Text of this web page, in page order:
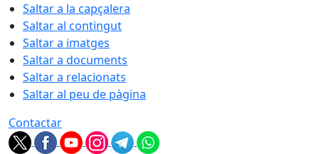
Saltar a la capçalera
Saltar al contingut
Saltar a imatges
Saltar a documents
Saltar a relacionats
Saltar al peu de pàgina
Contactar